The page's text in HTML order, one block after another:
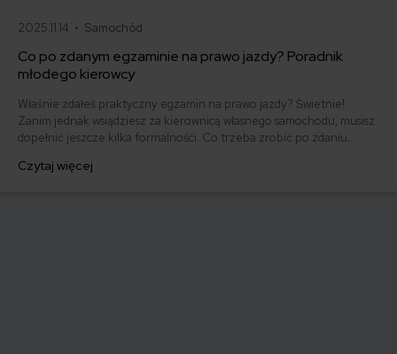
2025.11.14 • Samochód
Co po zdanym egzaminie na prawo jazdy? Poradnik
młodego kierowcy
Właśnie zdałeś praktyczny egzamin na prawo jazdy? Świetnie!
Zanim jednak wsiądziesz za kierownicą własnego samochodu, musisz
dopełnić jeszcze kilka formalności. Co trzeba zrobić po zdaniu
którym szybko załatwisz sprawy urzędowe i będziesz mógł prowadzić
Czytaj więcej